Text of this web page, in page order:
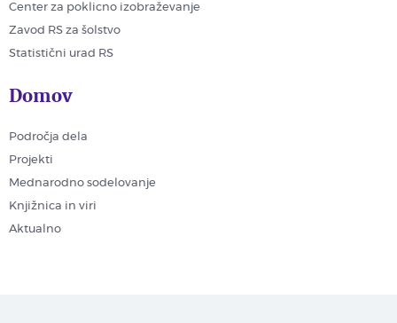
Center za poklicno izobraževanje
Zavod RS za šolstvo
Statistični urad RS
Domov
Področja dela
Projekti
Mednarodno sodelovanje
Knjižnica in viri
Aktualno